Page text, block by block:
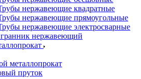
нержавеющие квадратные
нержавеющие прямоугольные
нержавеющие электросварные
нержавеющий
металлопрокат
пруток